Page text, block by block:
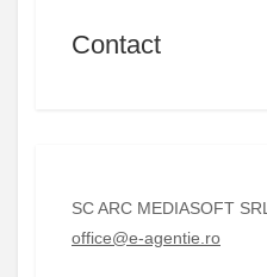
Contact
SC ARC MEDIASOFT SRL
office@e-agentie.ro